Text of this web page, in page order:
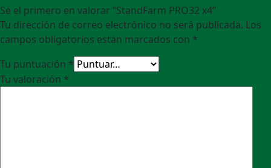
Sé el primero en valorar “StandFarm PRO32 x4”
Tu dirección de correo electrónico no será publicada. Los
campos obligatorios están marcados con *
Tu puntuación *
Tu valoración *